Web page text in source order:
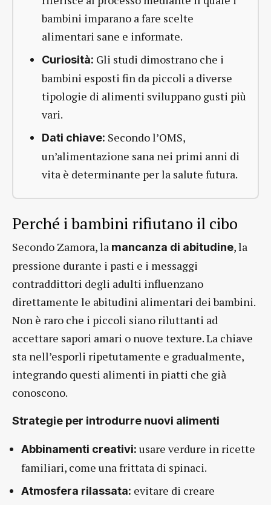
bambini imparano a fare scelte
alimentari sane e informate.
Curiosità: Gli studi dimostrano che i
bambini esposti fin da piccoli a diverse
tipologie di alimenti sviluppano gusti più
vari.
Dati chiave: Secondo l’OMS,
un’alimentazione sana nei primi anni di
vita è determinante per la salute futura.
Perché i bambini rifiutano il cibo
Secondo Zamora, la mancanza di abitudine, la
pressione durante i pasti e i messaggi
contraddittori degli adulti influenzano
direttamente le abitudini alimentari dei bambini.
Non è raro che i piccoli siano riluttanti ad
accettare sapori amari o nuove texture. La chiave
sta nell’esporli ripetutamente e gradualmente,
integrando questi alimenti in piatti che già
conoscono.
Strategie per introdurre nuovi alimenti
Abbinamenti creativi: usare verdure in ricette
familiari, come una frittata di spinaci.
Atmosfera rilassata: evitare di creare